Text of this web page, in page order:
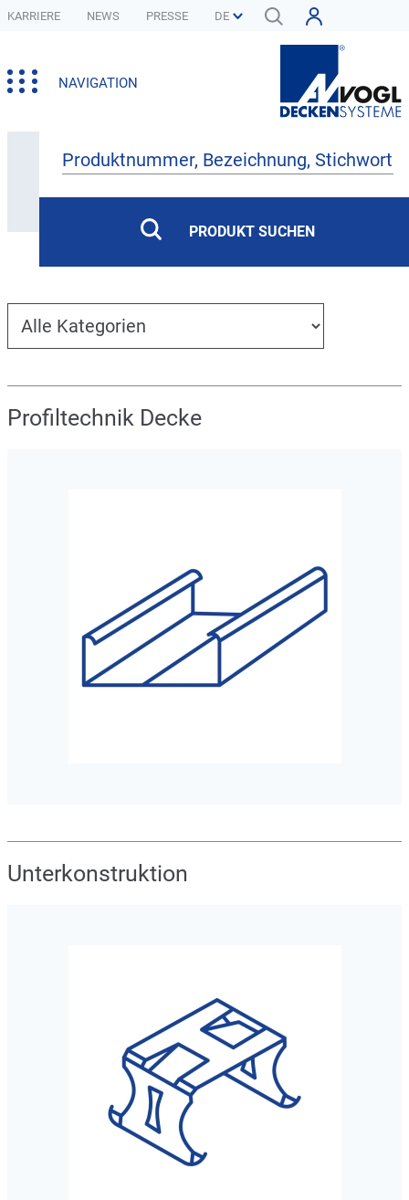
KARRIERE NEWS PRESSE
NAVIGATION
Produkte
PRODUKT SUCHEN
Profiltechnik Decke
Unterkonstruktion